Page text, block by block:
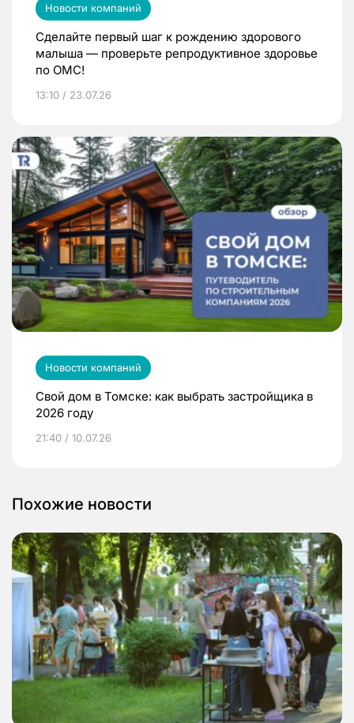
Новости компаний
Сделайте первый шаг к рождению здорового
малыша — проверьте репродуктивное здоровье
по ОМС!
13:10 / 23.07.26
Новости компаний
Свой дом в Томске: как выбрать застройщика в
2026 году
21:40 / 10.07.26
Похожие новости